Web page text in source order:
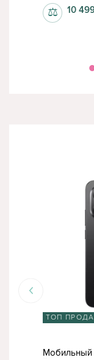
10
⚖
ТОП
Мобильный